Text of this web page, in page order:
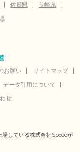
佐賀県
長崎県
お願い
サイトマップ
データ引用について
せ
している株式会社Speeeが